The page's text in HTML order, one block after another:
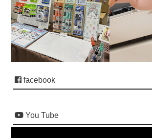
facebook
You Tube